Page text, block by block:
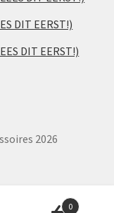
DIT EERST!)
DIT EERST!)
2026
0